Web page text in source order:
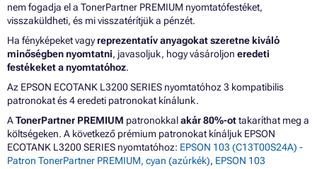
nem fogadja el a TonerPartner PREMIUM nyomtatófestéket,
visszaküldheti, és mi visszatérítjük a pénzét.
Ha fényképeket vagyreprezentatív anyagokat szeretne kiváló
minőségben nyomtatni, javasoljuk, hogy vásároljon eredeti
festékeket a nyomtatóhoz.
Az EPSON ECOTANK L3200 SERIES nyomtatóhoz 3 kompatibilis
patronokat és 4 eredeti patronokat kínálunk.
ATonerPartner PREMIUM patronokkalakár 80%-ottakaríthat meg a
költségeken. A következő prémium patronokat kínáljuk EPSON
ECOTANK L3200 SERIES nyomtatóhoz: EPSON 103 (C13T00S24A) -
Patron TonerPartner PREMIUM, cyan (azúrkék), EPSON 103